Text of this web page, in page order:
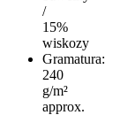
/
15%
wiskozy
Gramatura:
240
g/m²
approx.